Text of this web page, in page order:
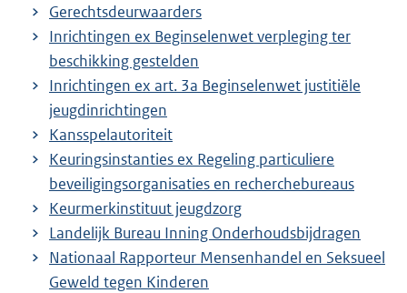
Gerechtsdeurwaarders
Inrichtingen ex Beginselenwet verpleging ter
beschikking gestelden
Inrichtingen ex art. 3a Beginselenwet justitiële
jeugdinrichtingen
Kansspelautoriteit
Keuringsinstanties ex Regeling particuliere
beveiligingsorganisaties en recherchebureaus
Keurmerkinstituut jeugdzorg
Landelijk Bureau Inning Onderhoudsbijdragen
Nationaal Rapporteur Mensenhandel en Seksueel
Geweld tegen Kinderen